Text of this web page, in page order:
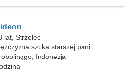
lat, Strzelec
szuka starszej pani
Indonezja